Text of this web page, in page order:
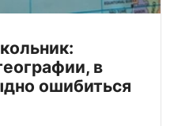
в
ошибиться